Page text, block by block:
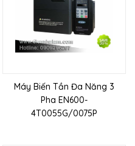
Máy Biến Tần Đa Năng 3
Pha EN600-
4T0055G/0075P